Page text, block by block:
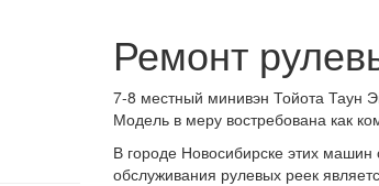
Ремонт
7-8 местный минивэн Тойота Таун
Модель в меру востребована как
В городе Новосибирске этих
обслуживания рулевых реек